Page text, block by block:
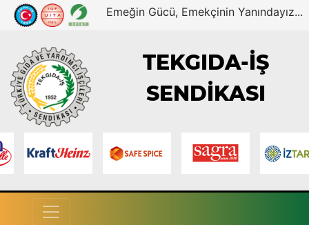
Emeğin Gücü, Emekçinin Yanındayız...
TEKGIDA-İŞ
SENDİKASI